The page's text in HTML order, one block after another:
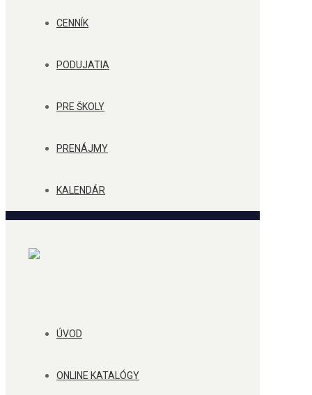
CENNÍK
PODUJATIA
PRE ŠKOLY
PRENÁJMY
KALENDÁR
ÚVOD
ONLINE KATALÓGY